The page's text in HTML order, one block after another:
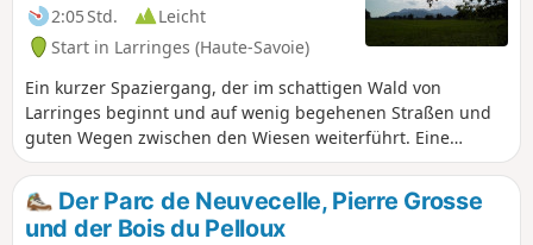
2:05 Std.
Leicht
Start in Larringes (Haute-Savoie)
Ein kurzer Spaziergang, der im schattigen Wald von
Larringes beginnt und auf wenig begehenen Straßen und
guten Wegen zwischen den Wiesen weiterführt. Eine
Kapelle, ein Stein mit Schalen, mehrere Brunnen und
Tränken sowie schöne Ausblicke auf den Genfer See und die
umliegenden Gipfel erwarten Sie.
Der Parc de Neuvecelle, Pierre Grosse
und der Bois du Pelloux